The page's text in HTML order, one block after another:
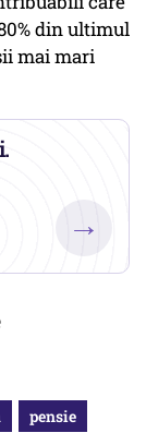
din ultimul
mai mari
→
pensie